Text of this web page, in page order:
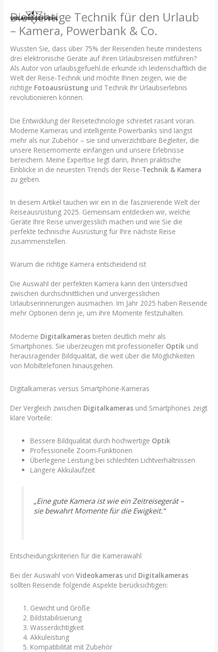
Inhalt
springen
Die richtige Technik für den Urlaub
– Kamera, Powerbank & Co.
Wussten Sie, dass über 75% der Reisenden heute mindestens
drei elektronische Geräte auf ihren Urlaubsreisen mitführen?
Als Autor von urlaubsgefuehl.de erkunde ich leidenschaftlich die
Welt der Reise-Technik und möchte Ihnen zeigen, wie die
richtige Fotoausrüstung und Technik Ihr Urlaubserlebnis
revolutionieren können.
Die Entwicklung der Reisetechnologie schreitet rasant voran.
Moderne Kameras und intelligente Powerbanks sind längst
mehr als nur Zubehör – sie sind unverzichtbare Begleiter, die
unsere Reisemomente einfangen und unsere Erlebnisse
bereichern. Meine Expertise liegt darin, Ihnen praktische
Einblicke in die neuesten Trends der Reise-Technik & Kamera
zu geben.
In diesem Artikel tauchen wir ein in die faszinierende Welt der
Reiseausrüstung 2025. Gemeinsam entdecken wir, welche
Geräte Ihre Reise unvergesslich machen und wie Sie die
perfekte technische Ausrüstung für Ihre nächste Reise
zusammenstellen.
Warum die richtige Kamera entscheidend ist
Die Auswahl der perfekten Kamera kann den Unterschied
zwischen durchschnittlichen und unvergesslichen
Urlaubserinnerungen ausmachen. Im Jahr 2025 haben Reisende
mehr Optionen denn je, um ihre Momente festzuhalten.
Moderne Digitalkameras bieten deutlich mehr als
Smartphones. Sie überzeugen mit professioneller Optik und
herausragender Bildqualität, die weit über die Möglichkeiten
von Mobiltelefonen hinausgehen.
Digitalkameras versus Smartphone-Kameras
Der Vergleich zwischen Digitalkameras und Smartphones zeigt
klare Vorteile:
Bessere Bildqualität durch hochwertige Optik
Professionelle Zoom-Funktionen
Überlegene Leistung bei schlechten Lichtverhältnissen
Längere Akkulaufzeit
„Eine gute Kamera ist wie ein Zeitreisegerät –
sie bewahrt Momente für die Ewigkeit.“
Entscheidungskriterien für die Kamerawahl
Bei der Auswahl vonVideokameras und Digitalkameras
sollten Reisende folgende Aspekte berücksichtigen:
Gewicht und Größe
Bildstabilisierung
Wasserdichtigkeit
Akkuleistung
Kompatibilität mit Zubehör